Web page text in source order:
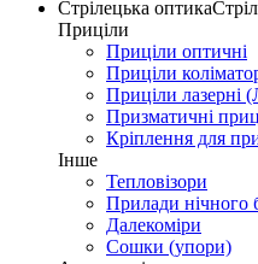
Стрілецька оптика
Приціли
Приціли оптичні
Приціли
Приціли лазерні
Призматичні
Кріплення для
Інше
Тепловізори
Прилади нічного
Далекоміри
Сошки (упори)